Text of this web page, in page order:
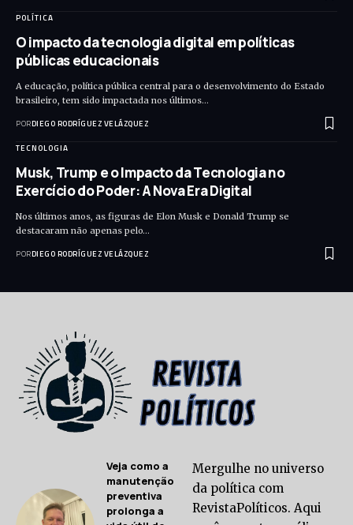
POLÍTICA
O impacto da tecnologia digital em políticas
públicas educacionais
A educação, política pública central para o desenvolvimento do Estado
brasileiro, tem sido impactada nos últimos…
PORDIEGO RODRÍGUEZ VELÁZQUEZ
TECNOLOGIA
Musk, Trump e o Impacto da Tecnologia no
Exercício do Poder: A Nova Era Digital
Nos últimos anos, as figuras de Elon Musk e Donald Trump se
destacaram não apenas pelo…
PORDIEGO RODRÍGUEZ VELÁZQUEZ
Veja como a
manutenção
preventiva
prolonga a
Mergulhe no universo
da política com
RevistaPolíticos. Aqui